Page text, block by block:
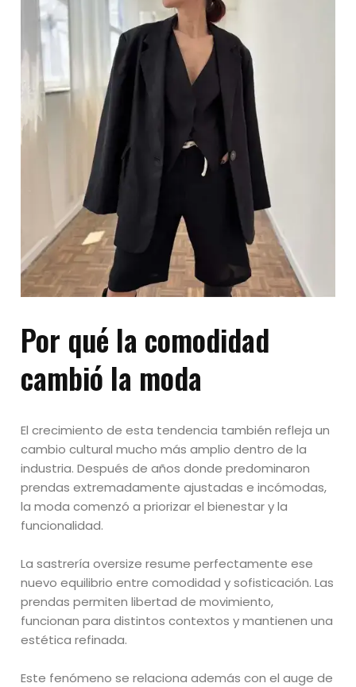
Por qué la comodidad
cambió la moda
El crecimiento de esta tendencia también refleja un
cambio cultural mucho más amplio dentro de la
industria. Después de años donde predominaron
prendas extremadamente ajustadas e incómodas,
la moda comenzó a priorizar el bienestar y la
funcionalidad.
La sastrería oversize resume perfectamente ese
nuevo equilibrio entre comodidad y sofisticación. Las
prendas permiten libertad de movimiento,
funcionan para distintos contextos y mantienen una
estética refinada.
Este fenómeno se relaciona además con el auge de